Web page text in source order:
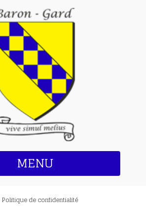
MENU
Politique de confidentialité